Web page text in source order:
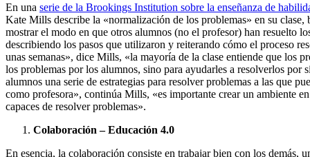
En una serie de la Brookings Institution sobre la enseñanza de
Kate Mills describe la «normalización de los problemas» en su clase,
mostrar el modo en que otros alumnos (no el profesor) han resuelto
describiendo los pasos que utilizaron y reiterando cómo el proceso
unas semanas», dice Mills, «la mayoría de la clase entiende que los
los problemas por los alumnos, sino para ayudarles a resolverlos por
alumnos una serie de estrategias para resolver problemas a las que
como profesora», continúa Mills, «es importante crear un ambiente
capaces de resolver problemas».
Colaboración – Educación 4.0
En esencia, la colaboración consiste en trabajar bien con los demás,